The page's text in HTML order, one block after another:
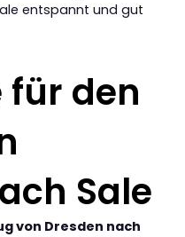
entspannt und gut
für den
Sale
von Dresden nach